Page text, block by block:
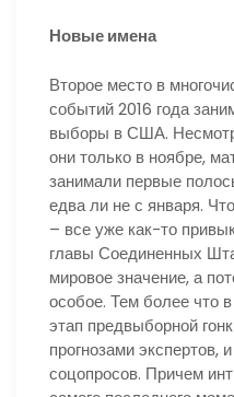
Новые имена
Второе место в
событий 2016 года
выборы в США.
они только в ноябре,
занимали первые
едва ли не с января.
– все уже как-то
главы Соединенных
мировое значение, а
особое. Тем более что
этап предвыборной
прогнозами экспертов,
соцопросов. Причем